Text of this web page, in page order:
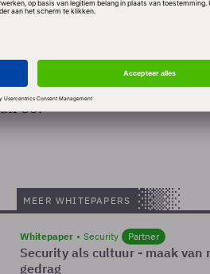
kunnen maken met
die ver weg wonen.
is tussen de 75 en 84 jaar
85.
MEER WHITEPAPERS
Whitepaper Security Partner
Security als cultuur - maak van
gedrag